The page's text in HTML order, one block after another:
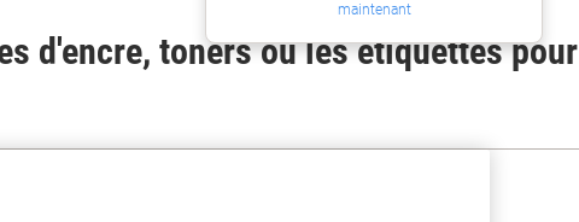
maintenant
d'encre, toners ou les étiquettes pour